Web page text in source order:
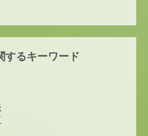
するキーワード